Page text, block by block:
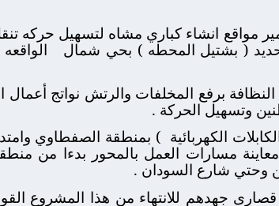
مواقع انشاء كباري مشاه لتسهيل حركه
( بشتيل المحطه ) بحي شمال
برفع المخلفات والرتش نواتج أعمال
وتسهيل الحركة .
الكهربائية ) بمنطقة الصفطاوي
مسارات العمل بالمحور بدءا من
وحتي شارع السودان .
جهدهم للانتهاء من هذا المشروع